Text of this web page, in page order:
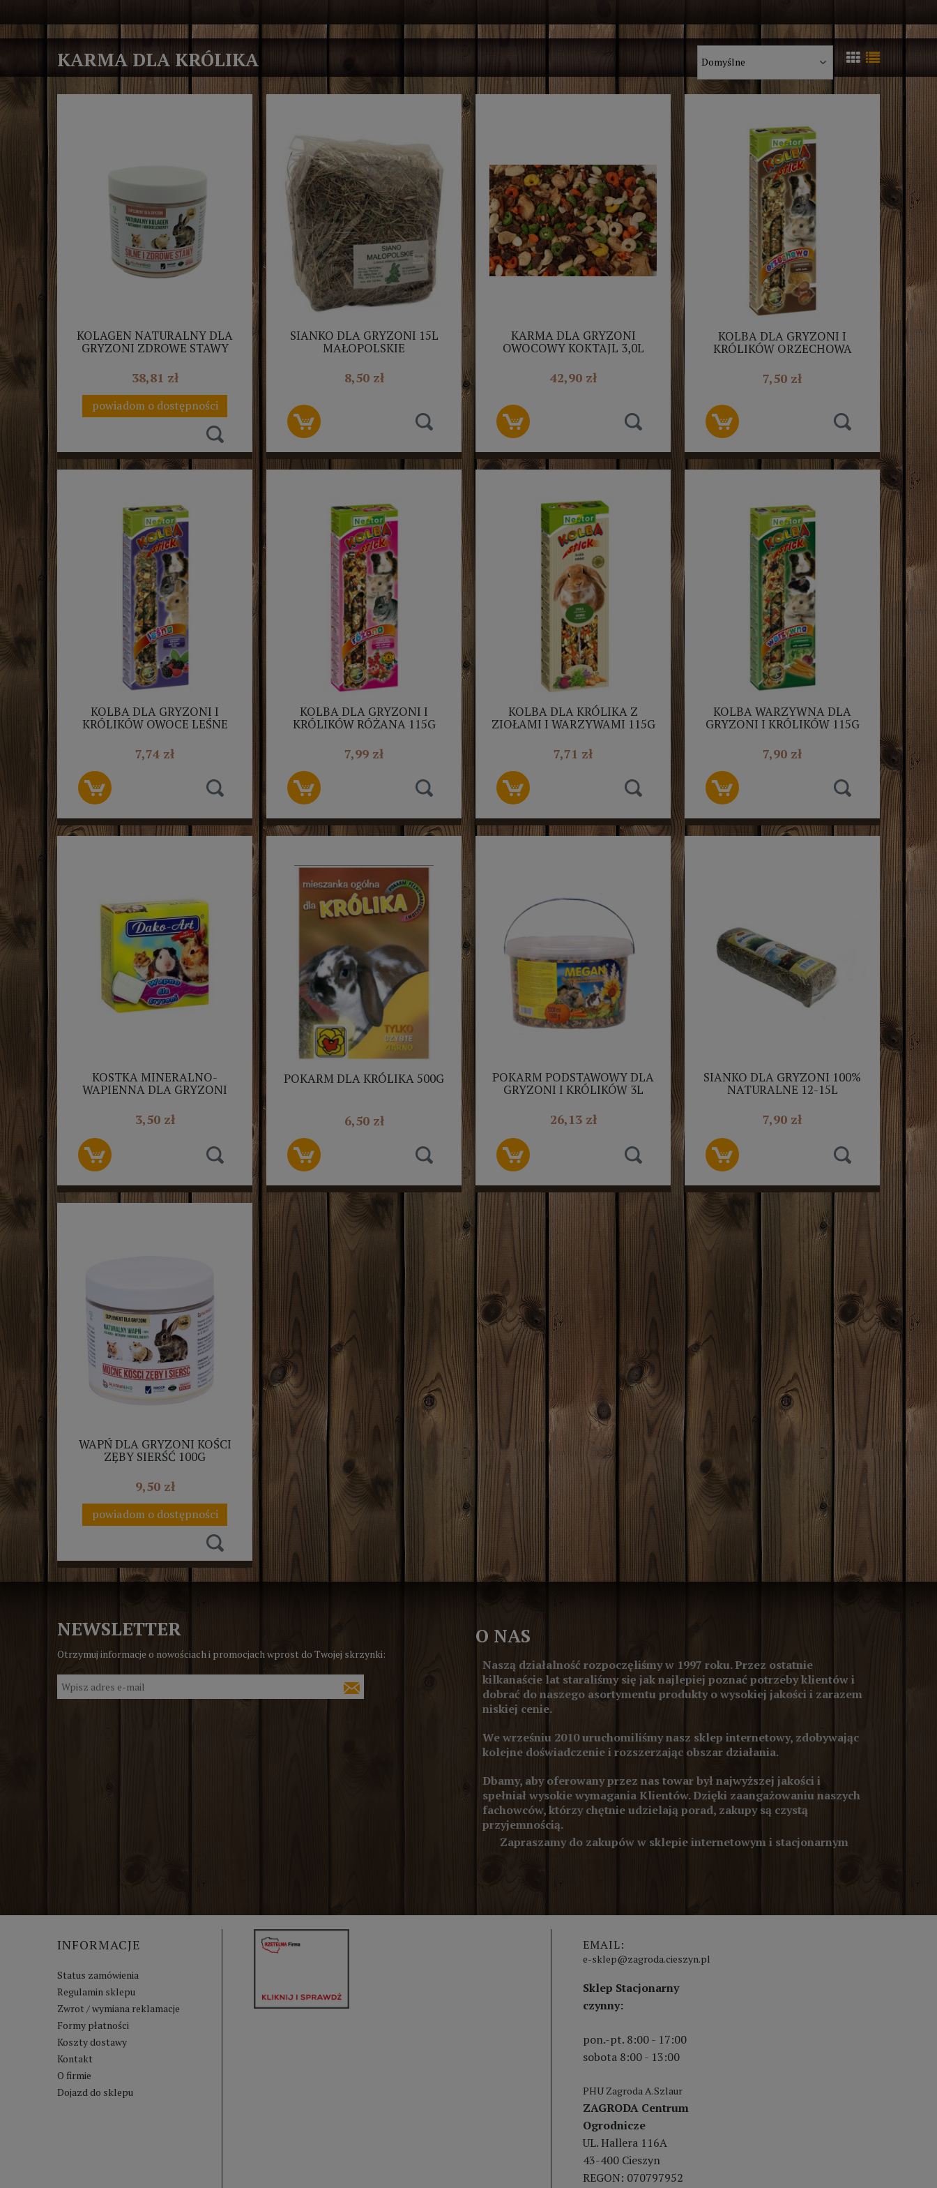
KARMA DLA KRÓLIKA
KOLAGEN NATURALNY DLA
GRYZONI ZDROWE STAWY
38,81 zł
powiadom o dostępności
SIANKO DLA GRYZONI 15L
MAŁOPOLSKIE
8,50 zł
KARMA DLA GRYZONI
OWOCOWY KOKTAJL 3,0L
42,90 zł
KOLBA DLA GRYZONI I
KRÓLIKÓW ORZECHOWA
7,50 zł
KOLBA DLA GRYZONI I
KRÓLIKÓW OWOCE LEŚNE
7,74 zł
KOLBA DLA GRYZONI I
KRÓLIKÓW RÓŻANA 115G
7,99 zł
KOLBA DLA KRÓLIKA Z
ZIOŁAMI I WARZYWAMI 115G
7,71 zł
KOLBA WARZYWNA DLA
GRYZONI I KRÓLIKÓW 115G
7,90 zł
KOSTKA MINERALNO-
WAPIENNA DLA GRYZONI
3,50 zł
POKARM DLA KRÓLIKA 500G
6,50 zł
POKARM PODSTAWOWY DLA
GRYZONI I KRÓLIKÓW 3L
26,13 zł
SIANKO DLA GRYZONI 100%
NATURALNE 12-15L
7,90 zł
WAPŃ DLA GRYZONI KOŚCI
ZĘBY SIERŚĆ 100G
9,50 zł
powiadom o dostępności
NEWSLETTER
Otrzymuj informacje o nowościach i promocjach wprost do Twojej skrzynki:
O NAS
Naszą działalność rozpoczęliśmy w 1997 roku. Przez ostatnie
kilkanaście lat staraliśmy się jak najlepiej poznać potrzeby klientów i
dobrać do naszego asortymentu produkty o wysokiej jakości i zarazem
niskiej cenie.
We wrześniu 2010 uruchomiliśmy nasz sklep internetowy, zdobywając
kolejne doświadczenie i rozszerzając obszar działania.
Dbamy, aby oferowany przez nas towar był najwyższej jakości i
spełniał wysokie wymagania Klientów. Dzięki zaangażowaniu naszych
fachowców, którzy chętnie udzielają porad, zakupy są czystą
przyjemnością.
Zapraszamy do zakupów w sklepie internetowym i stacjonarnym
INFORMACJE
Status zamówienia
Regulamin sklepu
Zwrot / wymiana reklamacje
Formy płatności
Koszty dostawy
Kontakt
O firmie
Dojazd do sklepu
EMAIL:
e-sklep@zagroda.cieszyn.pl
Sklep Stacjonarny
czynny:
pon.-pt. 8:00 - 17:00
sobota 8:00 - 13:00
PHU Zagroda A.Szlaur
ZAGRODA Centrum
Ogrodnicze
UL. Hallera 116A
43-400 Cieszyn
REGON: 070797952